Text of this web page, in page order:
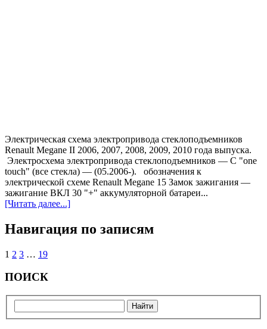
Электрическая схема электропривода стеклоподъемников
Renault Megane II 2006, 2007, 2008, 2009, 2010 года выпуска.
Электросхема электропривода стеклоподъемников — С "one
touch" (все стекла) — (05.2006-). обозначения к
электрической схеме Renault Megane 15 Замок зажигания —
зажигание ВКЛ 30 "+" аккумуляторной батареи...
[Читать далее...]
Навигация по записям
1 2 3 … 19
ПОИСК